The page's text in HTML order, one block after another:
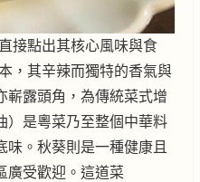
接點出其核心風味與食
，其辛辣而獨特的香氣與
嶄露頭角，為傳統菜式增
）是粵菜乃至整個中華料
味。秋葵則是一種健康且
廣受歡迎。這道菜